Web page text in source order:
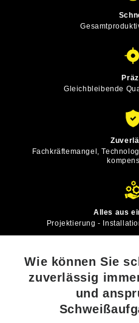
Gleichbleibende
Fachkräftemangel,
Alles aus
Projektierung -
Wie können Sie
zuverlässig
und